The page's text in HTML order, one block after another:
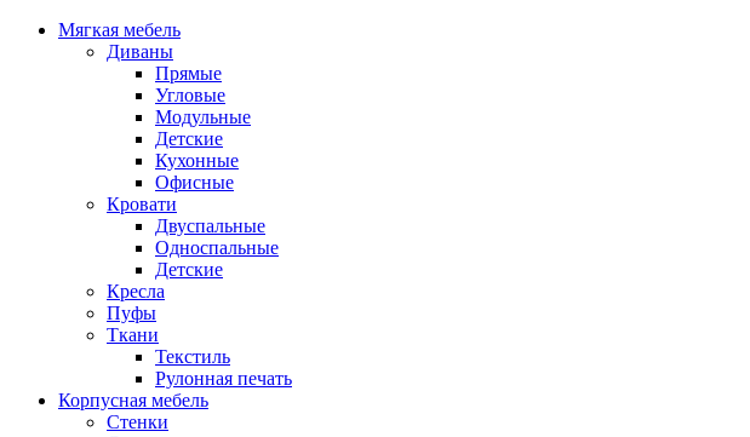
Мягкая мебель
Диваны
Прямые
Угловые
Модульные
Детские
Кухонные
Офисные
Кровати
Двуспальные
Односпальные
Детские
Кресла
Пуфы
Ткани
Текстиль
Рулонная печать
Корпусная мебель
Стенки